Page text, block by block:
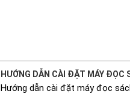
HƯỚNG DẪN CÀI ĐẶT MÁY ĐỌC
Hướng dẫn cài đặt máy đọc